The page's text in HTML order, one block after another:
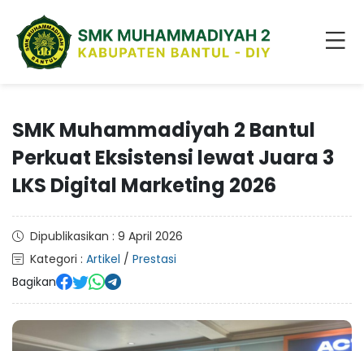
SMK Muhammadiyah 2 Bantul
Perkuat Eksistensi lewat Juara 3
LKS Digital Marketing 2026
Dipublikasikan : 9 April 2026
Kategori : Artikel / Prestasi
Bagikan